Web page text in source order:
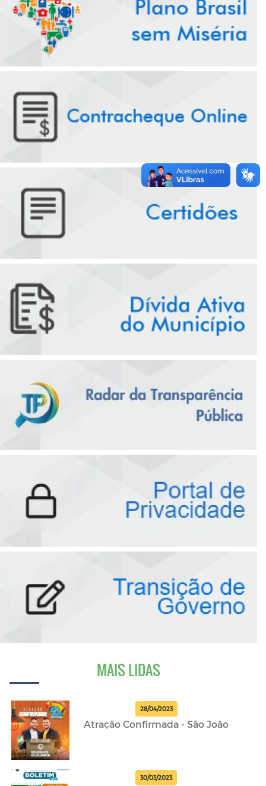
MAIS LIDAS
28/04/2023
Atração Confirmada - São João
30/03/2023